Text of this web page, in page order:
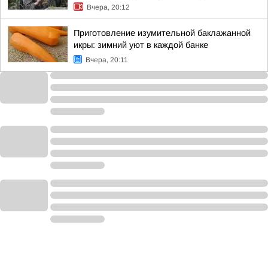
Вчера, 20:12
Приготовление изумительной баклажанной
икры: зимний уют в каждой банке
Вчера, 20:11